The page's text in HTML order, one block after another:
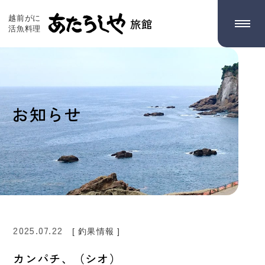
越前がに
活魚料理 旅館
お知らせ
2025.07.22 [ 釣果情報 ]
カンパチ、（シオ）